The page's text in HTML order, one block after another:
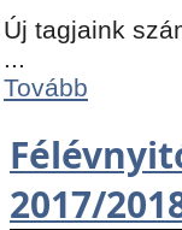
Új tagjaink
Tovább
2017/